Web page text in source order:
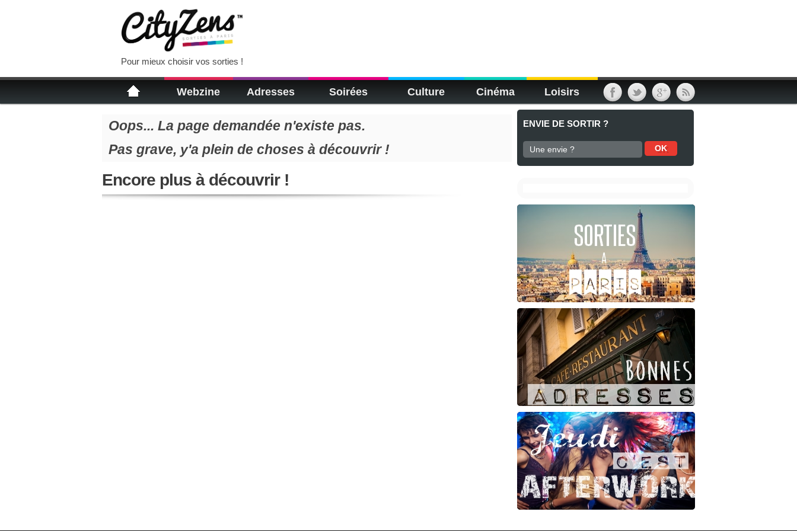
Pour mieux choisir vos sorties !
Webzine Adresses Soirées Culture Cinéma Loisirs
Oops... La page demandée n'existe pas.
Pas grave, y'a plein de choses à découvrir !
Encore plus à découvrir !
ENVIE DE SORTIR ?